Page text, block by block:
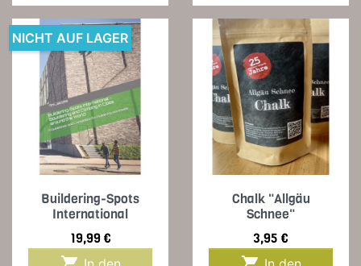
Buildering-Spots
International
Preis
19,99 €
NICHT AUF LAGER
Chalk "Allgäu
Schnee"
Preis
3,95 €